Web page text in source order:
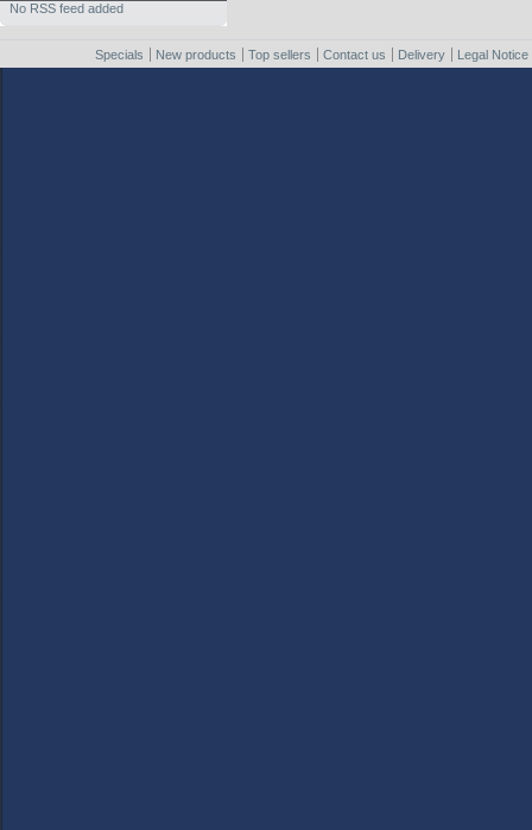
No RSS feed added
Specials New products Top sellers Contact us Delivery Legal Notice